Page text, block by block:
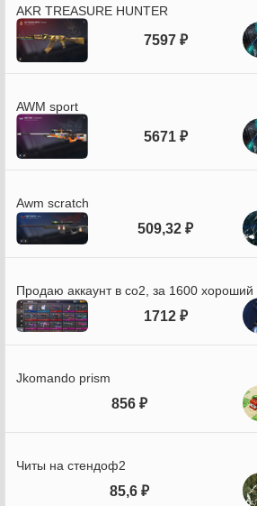
AKR TREASURE HUNTER
7597 ₽
AWM sport
5671 ₽
Awm scratch
509,32 ₽
Продаю аккаунт в со2, за 1600 хороший
1712 ₽
Jkomando prism
856 ₽
Читы на стендоф2
85,6 ₽